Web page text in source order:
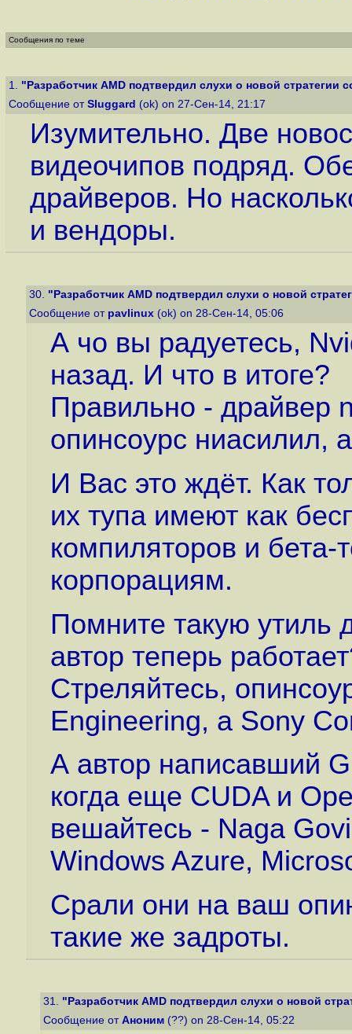
Сообщения по теме
1. "Разработчик AMD подтвердил слухи о новой стратегии
Сообщение от Sluggard (ok) on 27-Сен-14, 21:17
Изумительно. Две
видеочипов подряд.
драйверов. Но
и вендоры.
30. "Разработчик AMD подтвердил слухи о новой
Сообщение от pavlinux (ok) on 28-Сен-14, 05:06
А чо вы радуетесь,
назад. И что в итоге?
Правильно - драйвер
опинсоурс ниасилил,
И Вас это ждёт. Как
их тупа имеют как
компиляторов и бета-
корпорациям.
Помните такую утиль
автор теперь
Стреляйтесь,
Engineering, a Sony
А автор написавший
когда еще CUDA и
вешайтесь - Naga
Windows Azure,
Срали они на ваш
такие же задроты.
31. "Разработчик AMD подтвердил слухи о новой
Сообщение от Аноним (??) on 28-Сен-14, 05:22